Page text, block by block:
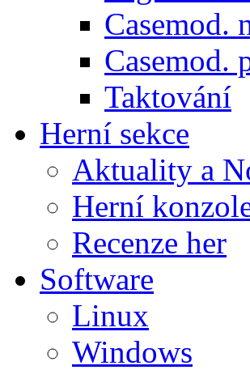
Casemod.
Casemod.
Taktování
Herní sekce
Aktuality a
Herní
Recenze her
Software
Linux
Windows